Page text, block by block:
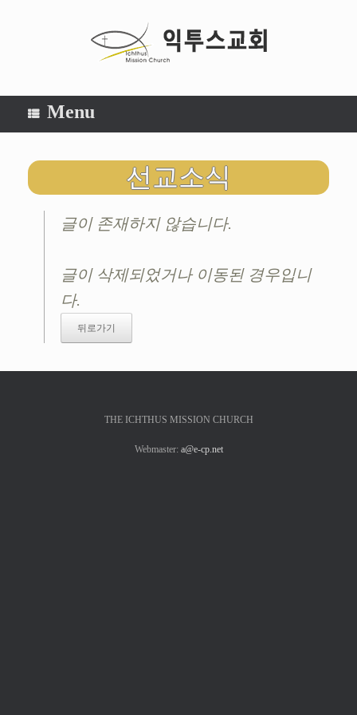
Menu
선교소식
글이 존재하지 않습니다.
글이 삭제되었거나 이동된 경우입니
다.
뒤로가기
THE ICHTHUS MISSION CHURCH
Webmaster: a@e-cp.net